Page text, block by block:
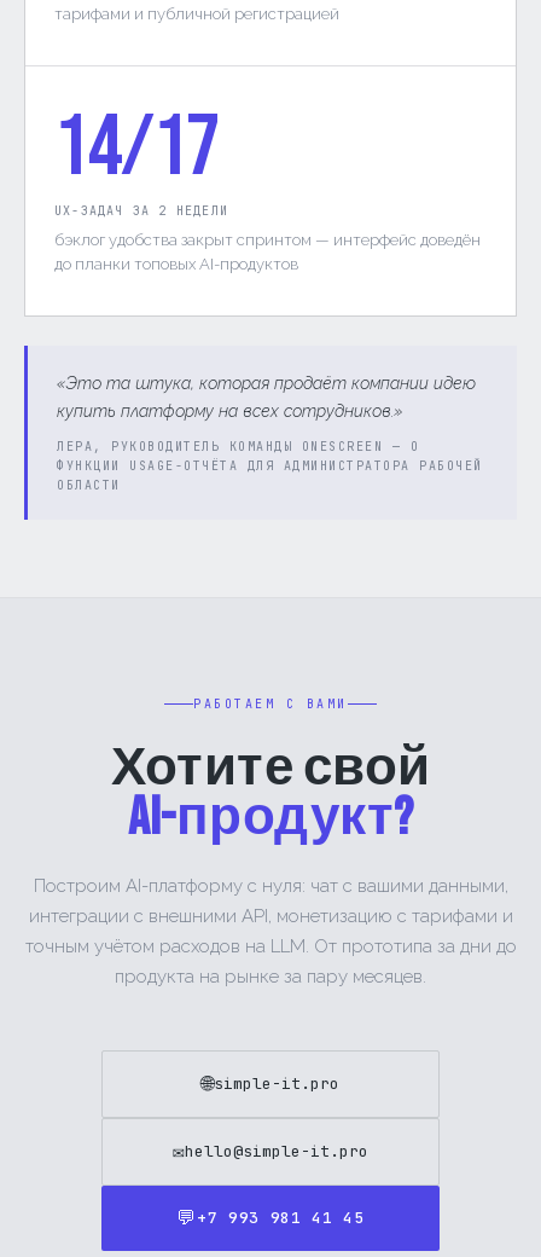
тарифами и публичной регистрацией
14/17
UX-ЗАДАЧ ЗА 2 НЕДЕЛИ
бэклог удобства закрыт спринтом — интерфейс доведён
до планки топовых AI-продуктов
«Это та штука, которая продаёт компании идею
купить платформу на всех сотрудников.»
ЛЕРА, РУКОВОДИТЕЛЬ КОМАНДЫ ONESCREEN — О
ФУНКЦИИ USAGE-ОТЧЁТА ДЛЯ АДМИНИСТРАТОРА РАБОЧЕЙ
ОБЛАСТИ
РАБОТАЕМ С ВАМИ
Хотите свой
AI-продукт?
Построим AI-платформу с нуля: чат с вашими данными,
интеграции с внешними API, монетизацию с тарифами и
точным учётом расходов на LLM. От прототипа за дни до
продукта на рынке за пару месяцев.
🌐simple-it.pro
✉️hello@simple-it.pro
💬 +7 993 981 41 45